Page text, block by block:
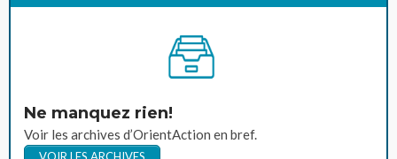
Ne manquez rien!
Voir les archives d’OrientAction en bref.
VOIR LES ARCHIVES